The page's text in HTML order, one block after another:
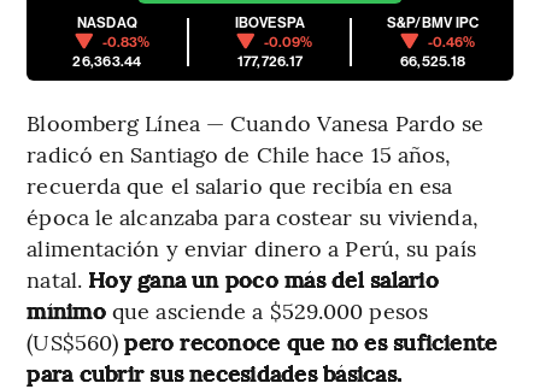
NASDAQ
-0.83%
26,363.44
IBOVESPA
-0.09%
177,726.17
S&P/BMV IPC
-0.46%
66,525.18
Bloomberg Línea — Cuando Vanesa Pardo se
radicó en Santiago de Chile hace 15 años,
recuerda que el salario que recibía en esa
época le alcanzaba para costear su vivienda,
alimentación y enviar dinero a Perú, su país
natal. Hoy gana un poco más del salario
mínimoque asciende a $529.000 pesos
(US$560)pero reconoce que no es suficiente
para cubrir sus necesidades básicas.